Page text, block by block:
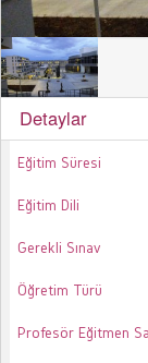
Detaylar
Eğitim Süresi
Eğitim Dili
Gerekli Sınav
Öğretim Türü
Profesör Eğitmen